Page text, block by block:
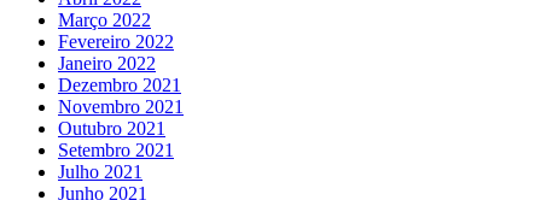
Março 2022
Fevereiro 2022
Janeiro 2022
Dezembro 2021
Novembro 2021
Outubro 2021
Setembro 2021
Julho 2021
Junho 2021